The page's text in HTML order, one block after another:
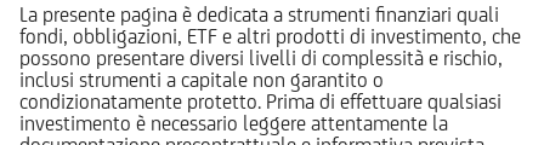
La presente pagina è dedicata a strumenti finanziari quali
fondi, obbligazioni, ETF e altri prodotti di investimento, che
possono presentare diversi livelli di complessità e rischio,
inclusi strumenti a capitale non garantito o
condizionatamente protetto. Prima di effettuare qualsiasi
investimento è necessario leggere attentamente la